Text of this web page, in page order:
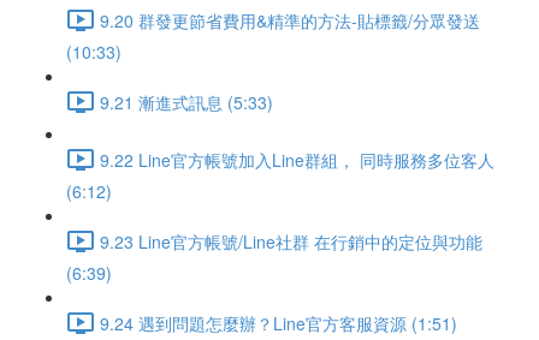
9.20 群發更節省費用&精準的方法-貼標籤/分眾發送
(10:33)
9.21 漸進式訊息 (5:33)
9.22 Line官方帳號加入Line群組， 同時服務多位客人
(6:12)
9.23 Line官方帳號/Line社群 在行銷中的定位與功能
(6:39)
9.24 遇到問題怎麼辦？Line官方客服資源 (1:51)